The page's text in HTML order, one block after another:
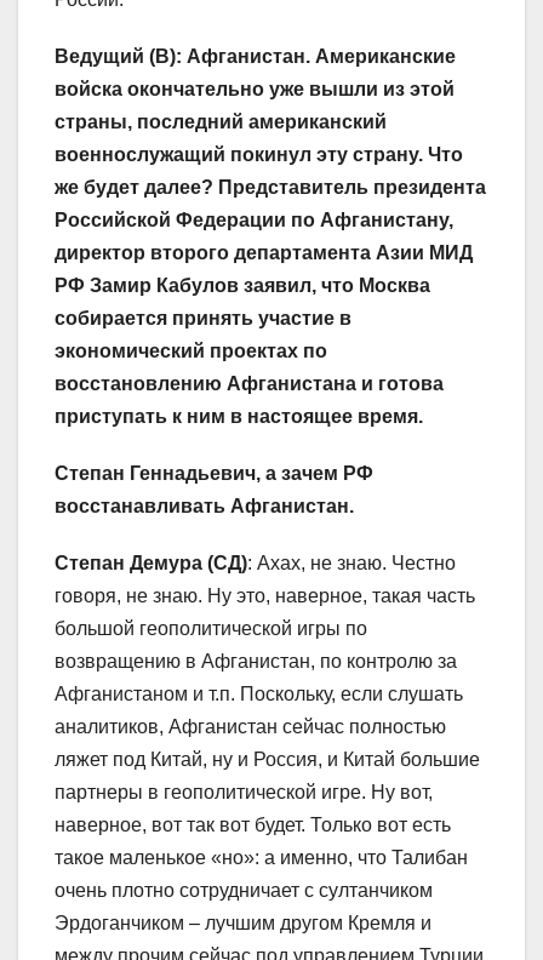
Ведущий (В): Афганистан. Американские
войска окончательно уже вышли из этой
страны, последний американский
военнослужащий покинул эту страну. Что
же будет далее? Представитель президента
Российской Федерации по Афганистану,
директор второго департамента Азии МИД
РФ Замир Кабулов заявил, что Москва
собирается принять участие в
экономический проектах по
восстановлению Афганистана и готова
приступать к ним в настоящее время.
Степан Геннадьевич, а зачем РФ
восстанавливать Афганистан.
Степан Демура (СД): Ахах, не знаю. Честно
говоря, не знаю. Ну это, наверное, такая часть
большой геополитической игры по
возвращению в Афганистан, по контролю за
Афганистаном и т.п. Поскольку, если слушать
аналитиков, Афганистан сейчас полностью
ляжет под Китай, ну и Россия, и Китай большие
партнеры в геополитической игре. Ну вот,
наверное, вот так вот будет. Только вот есть
такое маленькое «но»: а именно, что Талибан
очень плотно сотрудничает с султанчиком
Эрдоганчиком – лучшим другом Кремля и